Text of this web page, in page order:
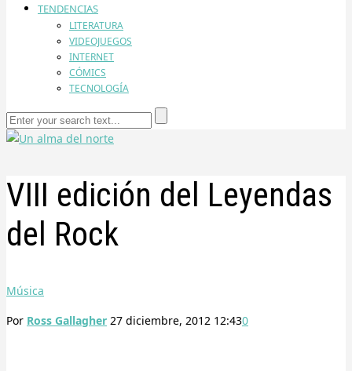
TENDENCIAS
LITERATURA
VIDEOJUEGOS
INTERNET
CÓMICS
TECNOLOGÍA
VIII edición del Leyendas
del Rock
Música
Por Ross Gallagher 27 diciembre, 2012 12:430